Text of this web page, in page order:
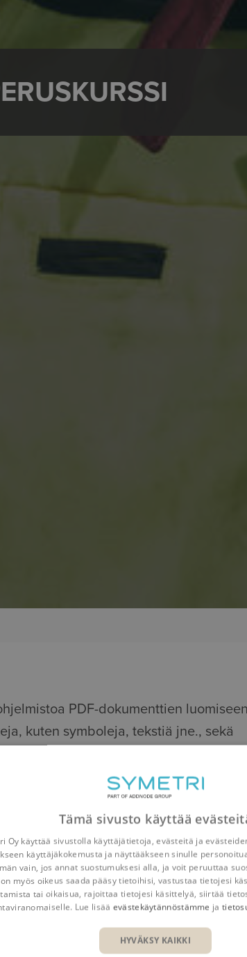
PDF-dokumenttien
kuten symboleja, tekstiä jne., sekä
joka on luotu esimerkiksi
symboleja, tekstiä ja mittoja
miten vertailet dokumentteja ja näet
Tämä sivusto käyttää
Oy käyttää sivustolla käyttäjätietoja, evästeitä ja
käyttäjäkokemusta ja näyttääkseen sinulle
vain, jos annat suostumuksesi alla, ja voit peruuttaa
myös oikeus saada pääsy tietoihisi, vastustaa tietojesi
tai oikaisua, rajoittaa tietojesi käsittelyä, siirtää
Lue lisää evästekäytännöstämme ja
HYVÄKSY KAIKKI